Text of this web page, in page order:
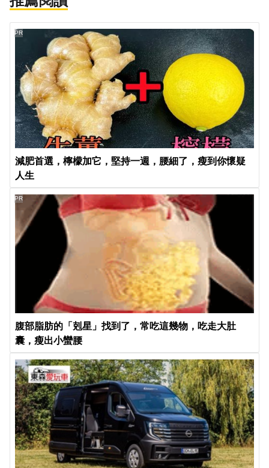
減肥首選，檸檬加它，堅持一週，腰細了，瘦到你懷疑
人生
PR
腹部脂肪的「剋星」找到了，常吃這幾物，吃走大肚
囊，瘦出小蠻腰
PR